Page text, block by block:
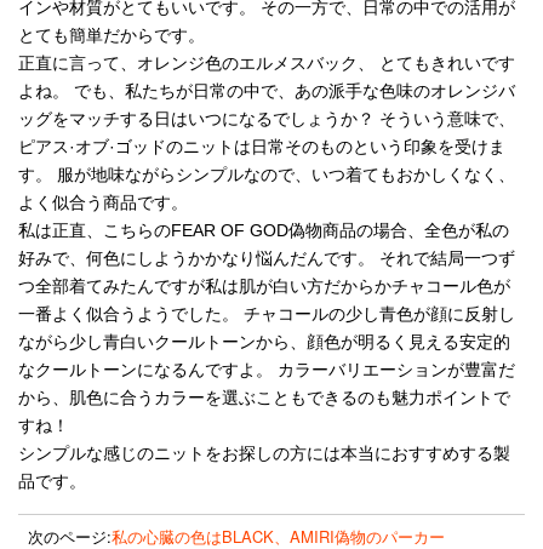
インや材質がとてもいいです。 その一方で、日常の中での活用が
とても簡単だからです。
正直に言って、オレンジ色のエルメスバック、 とてもきれいです
よね。 でも、私たちが日常の中で、あの派手な色味のオレンジバ
ッグをマッチする日はいつになるでしょうか？ そういう意味で、
ピアス·オブ·ゴッドのニットは日常そのものという印象を受けま
す。 服が地味ながらシンプルなので、いつ着てもおかしくなく、
よく似合う商品です。
私は正直、こちらのFEAR OF GOD偽物商品の場合、全色が私の
好みで、何色にしようかかなり悩んだんです。 それで結局一つず
つ全部着てみたんですが私は肌が白い方だからかチャコール色が
一番よく似合うようでした。 チャコールの少し青色が顔に反射し
ながら少し青白いクールトーンから、顔色が明るく見える安定的
なクールトーンになるんですよ。 カラーバリエーションが豊富だ
から、肌色に合うカラーを選ぶこともできるのも魅力ポイントで
すね！
シンプルな感じのニットをお探しの方には本当におすすめする製
品です。
次のページ:私の心臓の色はBLACK、AMIRI偽物のパーカー